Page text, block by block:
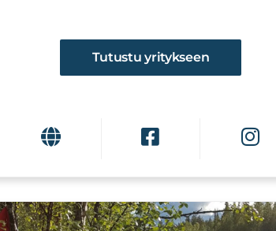
Tutustu yritykseen